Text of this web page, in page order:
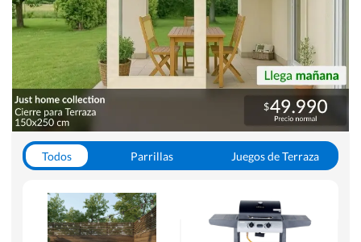
Todos Parrillas
Juegos de Terraza